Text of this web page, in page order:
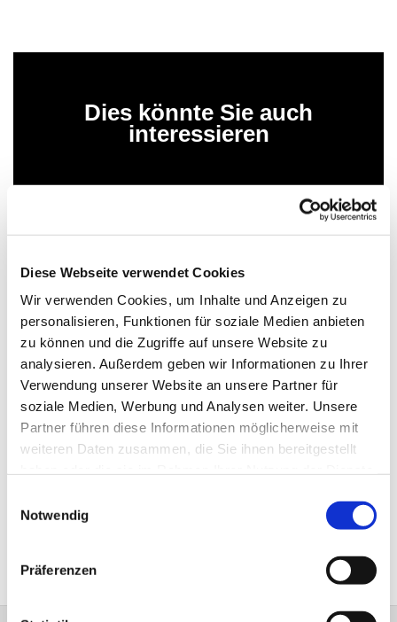
Diese Webseite verwendet Cookies
Wir verwenden Cookies, um Inhalte und Anzeigen zu
personalisieren, Funktionen für soziale Medien anbieten
zu können und die Zugriffe auf unsere Website zu
analysieren. Außerdem geben wir Informationen zu Ihrer
Verwendung unserer Website an unsere Partner für
soziale Medien, Werbung und Analysen weiter. Unsere
Partner führen diese Informationen möglicherweise mit
weiteren Daten zusammen, die Sie ihnen bereitgestellt
Notwendig
Präferenzen
Dies könnte Sie auch
interessieren